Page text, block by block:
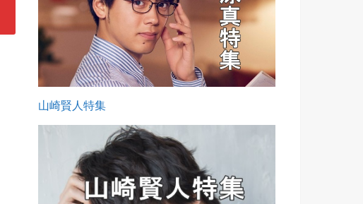
山崎賢人特集